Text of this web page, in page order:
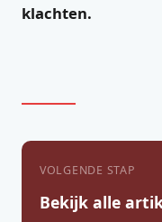
klachten.
VOLGENDE STAP
Bekijk alle